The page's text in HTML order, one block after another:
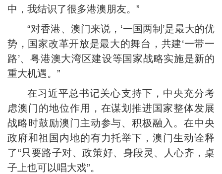
中，我结识了很多港澳朋友。”
“对香港、澳门来说，‘一国两制’是最大的优
势，国家改革开放是最大的舞台，共建‘一带一
路’、粤港澳大湾区建设等国家战略实施是新的
重大机遇。”
在习近平总书记关心支持下，中央充分考
虑澳门的地位作用，在谋划推进国家整体发展
战略时鼓励澳门主动参与、积极融入。在中央
政府和祖国内地的有力托举下，澳门生动诠释
了“只要路子对、政策好、身段灵、人心齐，桌
子上也可以唱大戏”。